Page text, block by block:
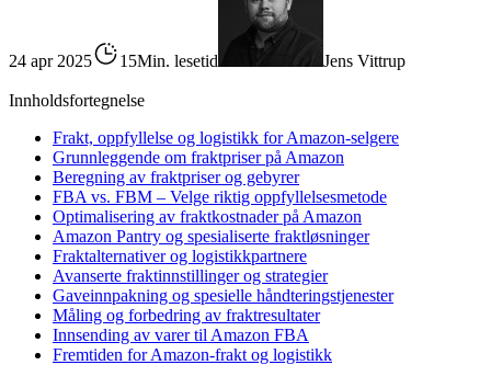
24 apr 2025 15Min. lesetid Jens Vittrup
Innholdsfortegnelse
Frakt, oppfyllelse og logistikk for Amazon-selgere
Grunnleggende om fraktpriser på Amazon
Beregning av fraktpriser og gebyrer
FBA vs. FBM – Velge riktig oppfyllelsesmetode
Optimalisering av fraktkostnader på Amazon
Amazon Pantry og spesialiserte fraktløsninger
Fraktalternativer og logistikkpartnere
Avanserte fraktinnstillinger og strategier
Gaveinnpakning og spesielle håndteringstjenester
Måling og forbedring av fraktresultater
Innsending av varer til Amazon FBA
Fremtiden for Amazon-frakt og logistikk